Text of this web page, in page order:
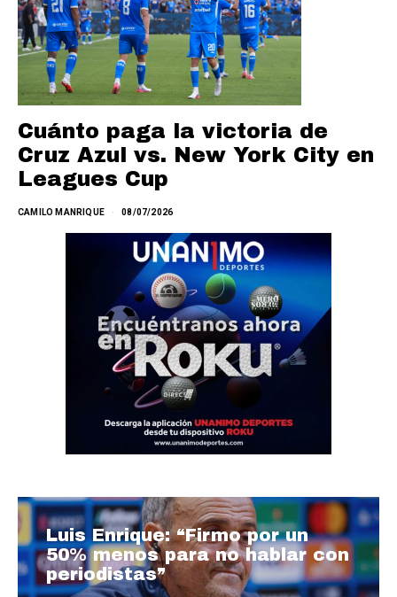
Cuánto paga la victoria de
Cruz Azul vs. New York City en
Leagues Cup
CAMILO MANRIQUE 08/07/2026
Luis Enrique: “Firmo por un
50% menos para no hablar con
periodistas”